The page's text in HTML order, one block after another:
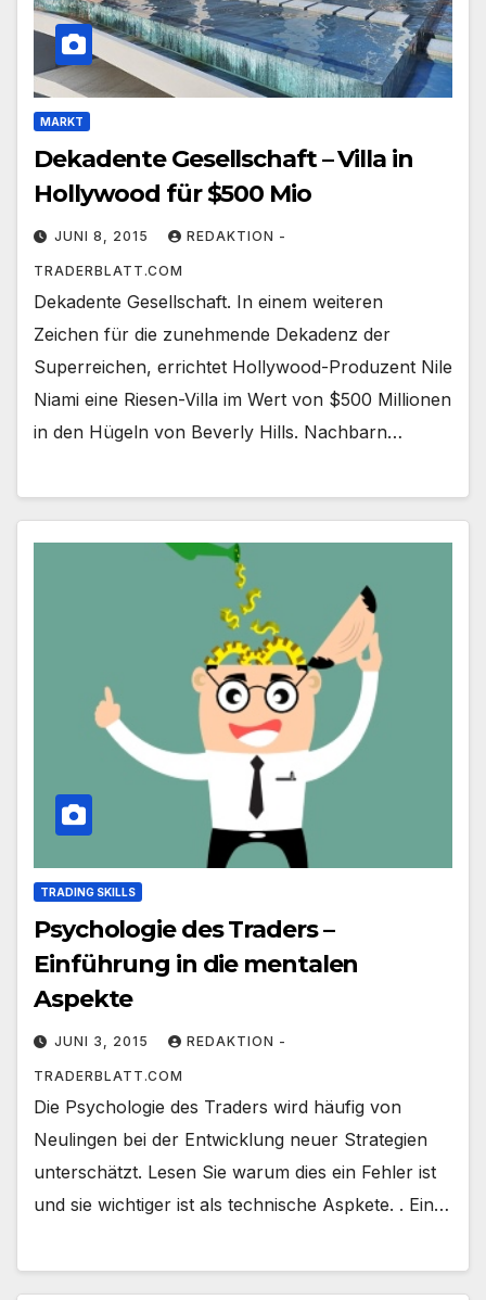
MARKT
Dekadente Gesellschaft – Villa in
Hollywood für $500 Mio
JUNI 8, 2015 REDAKTION -
TRADERBLATT.COM
Dekadente Gesellschaft. In einem weiteren
Zeichen für die zunehmende Dekadenz der
Superreichen, errichtet Hollywood-Produzent Nile
Niami eine Riesen-Villa im Wert von $500 Millionen
in den Hügeln von Beverly Hills. Nachbarn…
TRADING SKILLS
Psychologie des Traders –
Einführung in die mentalen
Aspekte
JUNI 3, 2015 REDAKTION -
TRADERBLATT.COM
Die Psychologie des Traders wird häufig von
Neulingen bei der Entwicklung neuer Strategien
unterschätzt. Lesen Sie warum dies ein Fehler ist
und sie wichtiger ist als technische Aspkete. . Ein…